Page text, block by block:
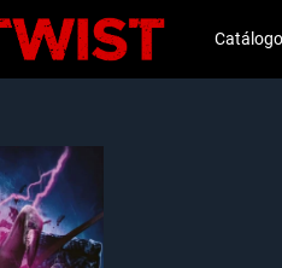
Catálogo